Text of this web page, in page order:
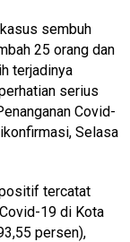
sembuh
25 orang dan
terjadinya
serius
Covid-
Selasa
tercatat
19 di Kota
persen),